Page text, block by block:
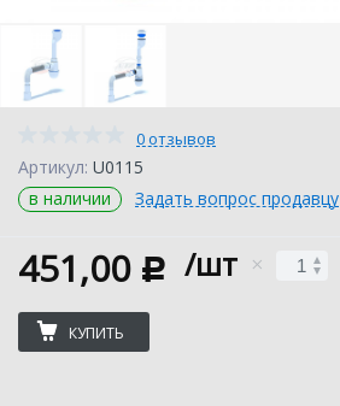
0 отзывов
Артикул: U0115
в наличии
Задать вопрос продавцу
451,00 c /шт
КУПИТЬ